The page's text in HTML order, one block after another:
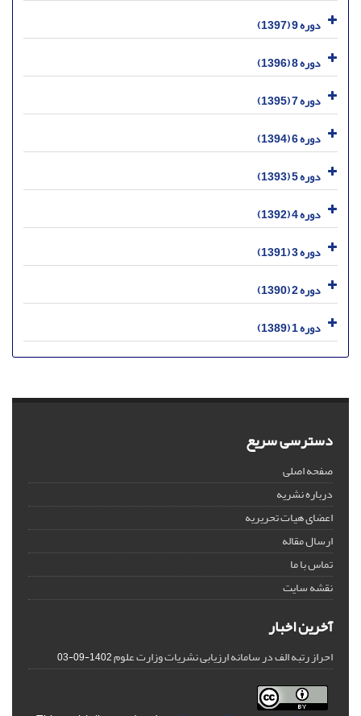
دوره 9 (1397)
دوره 8 (1396)
دوره 7 (1395)
دوره 6 (1394)
دوره 5 (1393)
دوره 4 (1392)
دوره 3 (1391)
دوره 2 (1390)
دوره 1 (1389)
دسترسی سریع
صفحه اصلی
درباره نشریه
اعضای هیات تحریریه
ارسال مقاله
تماس با ما
نقشه سایت
آخرین اخبار
احراز رتبه الف در سامانه ارزیابی نشریات وزارت علوم1402-09-03